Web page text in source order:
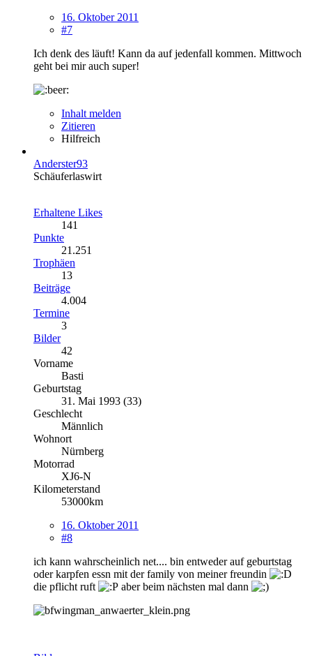
16. Oktober 2011
#7
Ich denk des läuft! Kann da auf jedenfall kommen. Mittwoch
geht bei mir auch super!
Inhalt melden
Zitieren
Hilfreich
Anderster93
Schäuferlaswirt
Erhaltene Likes
141
Punkte
21.251
Trophäen
13
Beiträge
4.004
Termine
3
Bilder
42
Vorname
Basti
Geburtstag
31. Mai 1993 (33)
Geschlecht
Männlich
Wohnort
Nürnberg
Motorrad
XJ6-N
Kilometerstand
53000km
16. Oktober 2011
#8
ich kann wahrscheinlich net.... bin entweder auf geburtstag
oder karpfen essn mit der family von meiner freundin
die pflicht ruft
aber beim nächsten mal dann